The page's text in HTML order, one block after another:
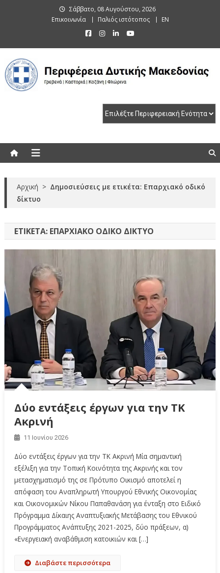
Σάββατο, 08 Αυγούστου, 2026
Επικοινωνία
Παλιός ιστότοπος EN
Αρχική > Δημοσιεύσεις με ετικέτα: Επαρχιακό οδικό
δίκτυο
ΕΤΙΚΈΤΑ: ΕΠΑΡΧΙΑΚΌ ΟΔΙΚΌ ΔΊΚΤΥΟ
Δύο εντάξεις έργων για την ΤΚ
Ακρινή
11 Ιουνίου 2026
Δύο εντάξεις έργων για την ΤΚ Ακρινή Μία σημαντική
εξέλιξη για την Τοπική Κοινότητα της Ακρινής και τον
μετασχηματισμό της σε Πρότυπο Οικισμό αποτελεί η
απόφαση του Αναπληρωτή Υπουργού Εθνικής Οικονομίας
και Οικονομικών Νίκου Παπαθανάση για ένταξη στο Ειδικό
Πρόγραμμα Δίκαιης Αναπτυξιακής Μετάβασης του Εθνικού
Προγράμματος Ανάπτυξης 2021-2025, δύο πράξεων, α)
«Ενεργειακή αναβάθμιση κατοικιών και […]
Διαβάστε περισσότερα